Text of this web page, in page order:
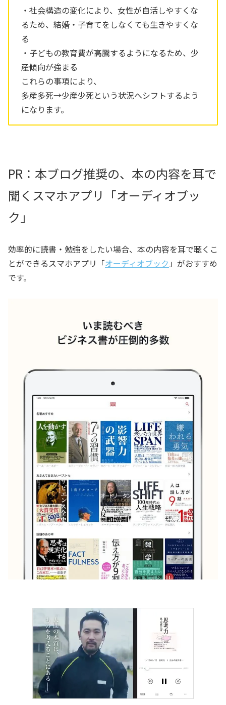
・社会構造の変化により、女性が自活しやすくな
るため、結婚・子育てをしなくても生きやすくな
る
・子どもの教育費が高騰するようになるため、少
産傾向が強まる
これらの事項により、
多産多死→少産少死という状況へシフトするよう
になります。
PR：本ブログ推奨の、本の内容を耳で
聞くスマホアプリ「オーディオブッ
ク」
効率的に読書・勉強をしたい場合、本の内容を耳で聴くこ
とができるスマホアプリ「オーディオブック 」がおすすめ
です。